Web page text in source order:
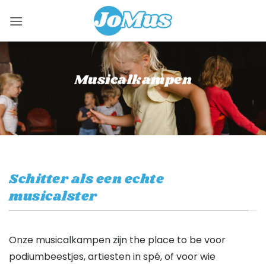
Musicalkampen
Schitter als een echte
musicalster
Onze musicalkampen zijn the place to be voor
podiumbeestjes, artiesten in spé, of voor wie